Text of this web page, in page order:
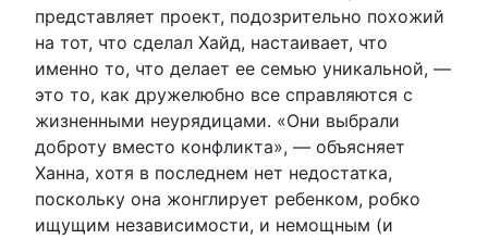
представляет проект, подозрительно похожий
на тот, что сделал Хайд, настаивает, что
именно то, что делает ее семью уникальной, —
это то, как дружелюбно все справляются с
жизненными неурядицами. «Они выбрали
доброту вместо конфликта», — объясняет
Ханна, хотя в последнем нет недостатка,
поскольку она жонглирует ребенком, робко
ищущим независимости, и немощным (и